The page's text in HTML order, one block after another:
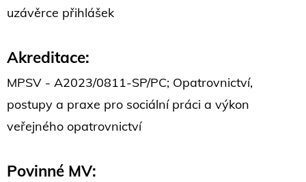
uzávěrce přihlášek
Akreditace:
MPSV - A2023/0811-SP/PC; Opatrovnictví,
postupy a praxe pro sociální práci a výkon
veřejného opatrovnictví
Povinné MV: